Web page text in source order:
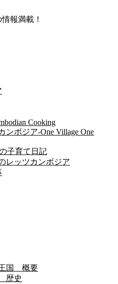
報満載！
Cooking
ンボジア-One Village One
子育て日記
レッツカンボジア
国 概要
歴史